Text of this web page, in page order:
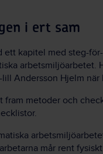
i ert sam
ett kapitel med steg-
arbetsmiljöarbetet.
Andersson Hjelm
fram metoder och
mår rent